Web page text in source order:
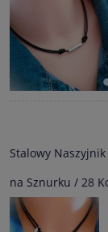
Stalowy
na Sznurku / 28